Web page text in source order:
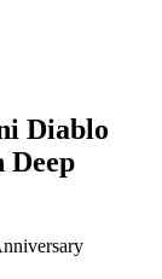
Diablo
Deep